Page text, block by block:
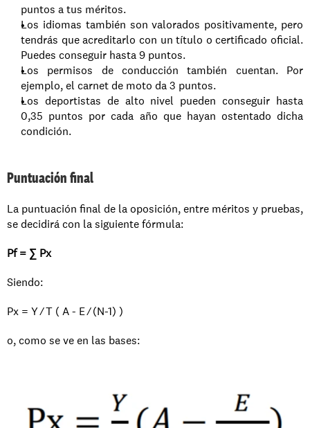
puntos a tus méritos.
Los idiomas también son valorados positivamente, pero
tendrás que acreditarlo con un título o certificado oficial.
Puedes conseguir hasta 9 puntos.
Los permisos de conducción también cuentan. Por
ejemplo, el carnet de moto da 3 puntos.
Los deportistas de alto nivel pueden conseguir hasta
0,35 puntos por cada año que hayan ostentado dicha
condición.
Puntuación final
La puntuación final de la oposición, entre méritos y pruebas,
se decidirá con la siguiente fórmula:
Pf = ∑ Px
Siendo:
Px = Y ⁄ T ( A - E ⁄ (N-1) )
o, como se ve en las bases: